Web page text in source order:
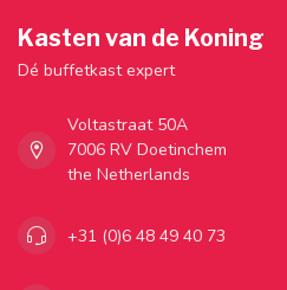
Kasten van de Koning
Dé buffetkast expert
Voltastraat 50A
7006 RV Doetinchem
the Netherlands
+31 (0)6 48 49 40 73